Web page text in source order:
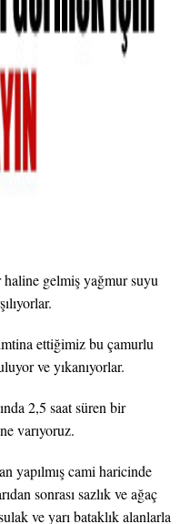
gelmiş yağmur suyu
ettiğimiz bu çamurlu
ve yıkanıyorlar.
2,5 saat süren bir
varıyoruz.
yapılmış cami haricinde
sonrası sazlık ve ağaç
ve yarı bataklık alanlarla